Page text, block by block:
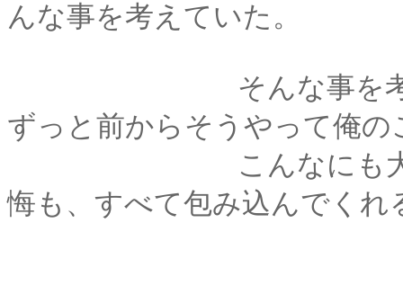
んな事を考えていた。
そんな事を考えて
ずっと前からそうやって俺
こんなにも大きく。
悔も、すべて包み込んでくれ